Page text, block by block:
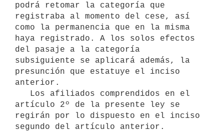
podrá retomar la categoría que
registraba al momento del cese, así
como la permanencia que en la misma
haya registrado. A los solos efectos
del pasaje a la categoría
subsiguiente se aplicará además, la
presunción que estatuye el inciso
anterior.
artículo 2º de la presente ley se
regirán por lo dispuesto en el inciso